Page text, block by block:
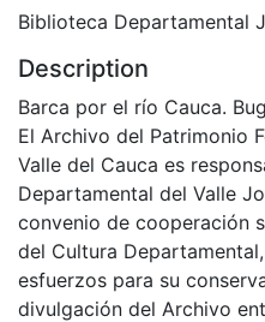
Biblioteca Departamental
Description
Barca por el río Cauca.
El Archivo del Patrimonio
Valle del Cauca es
Departamental del Valle
convenio de cooperación
del Cultura
esfuerzos para su
divulgación del Archivo